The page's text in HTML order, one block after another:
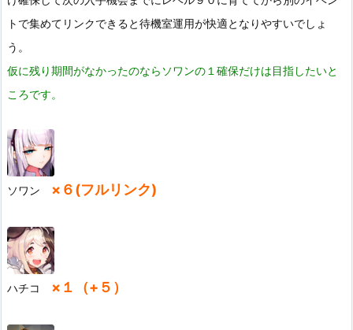
トで集めてリンクできると待機室運用が快適となりやすいでしょ
う。
仮に残り期間がなかったのならソワンの１確保だけは目指したいと
ころです。
ソワン ×６(フルリンク)
ハチコ ×１（+５）